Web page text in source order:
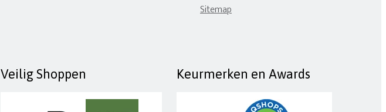
Sitemap
Veilig Shoppen Keurmerken en Awards